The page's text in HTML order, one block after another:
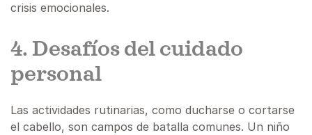
crisis emocionales.
4. Desafíos del cuidado
personal
Las actividades rutinarias, como ducharse o cortarse
el cabello, son campos de batalla comunes. Un niño